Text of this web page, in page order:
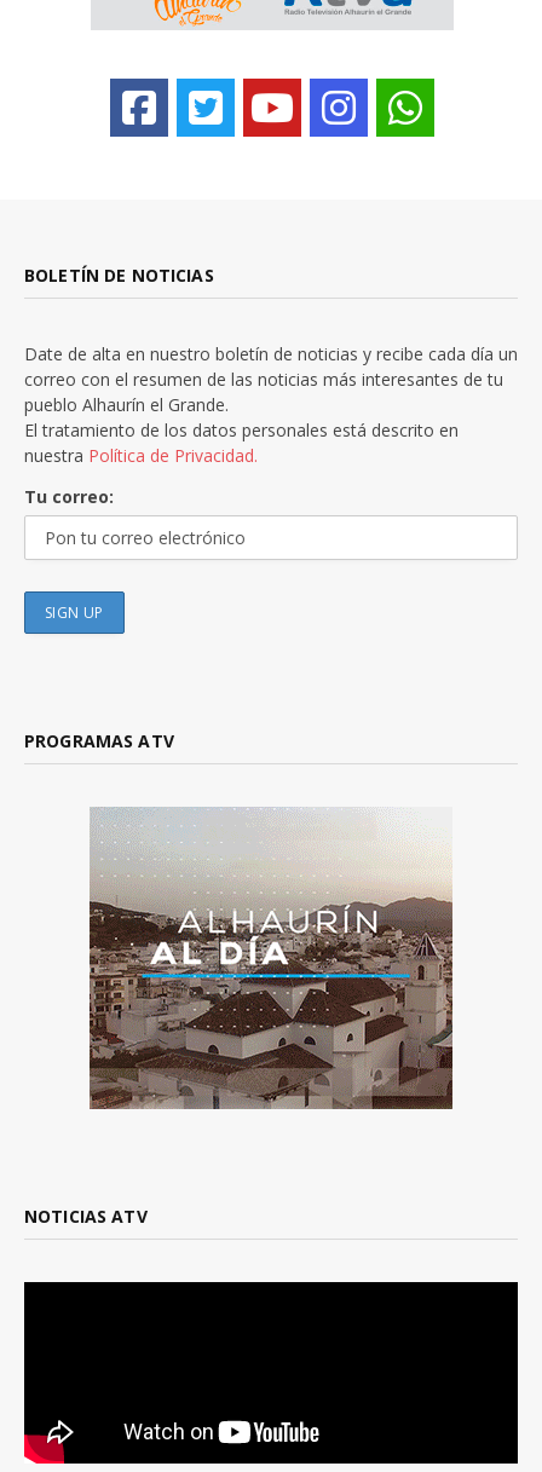
BOLETÍN DE NOTICIAS
Date de alta en nuestro boletín de noticias y recibe cada día un
correo con el resumen de las noticias más interesantes de tu
pueblo Alhaurín el Grande.
El tratamiento de los datos personales está descrito en
nuestra Política de Privacidad.
Tu correo:
PROGRAMAS ATV
NOTICIAS ATV